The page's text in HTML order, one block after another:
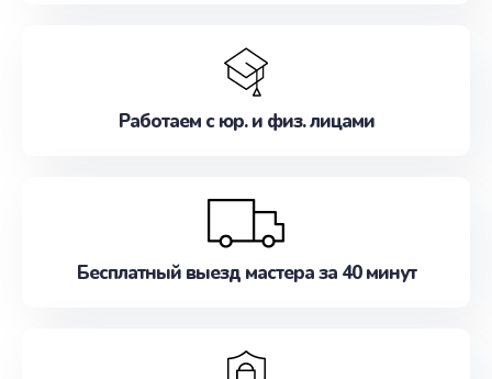
Работаем с юр. и физ. лицами
Бесплатный выезд мастера за 40 минут